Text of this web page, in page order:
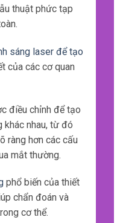
thuật phức tạp
sáng laser để tạo
của các cơ quan
điều chỉnh để tạo
khác nhau, từ đó
ràng hơn các cấu
mắt thường.
phổ biến của thiết
chẩn đoán và
cơ thể.